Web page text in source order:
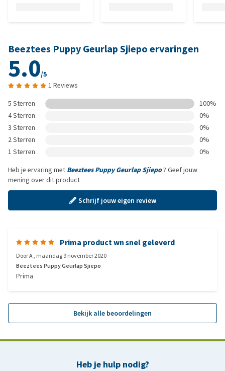
Beeztees Puppy Geurlap Sjiepo ervaringen
5.0/5
1 Reviews
5 Sterren
100%
4 Sterren
0%
3 Sterren
0%
2 Sterren
0%
1 Sterren
0%
Heb je ervaring met Beeztees Puppy Geurlap Sjiepo? Geef jouw
mening over dit product
Schrijf jouw eigen review
Prima product wn snel geleverd
DoorA, maandag 9 november 2020
Beeztees Puppy Geurlap Sjiepo
Prima
Bekijk alle beoordelingen
Heb je hulp nodig?